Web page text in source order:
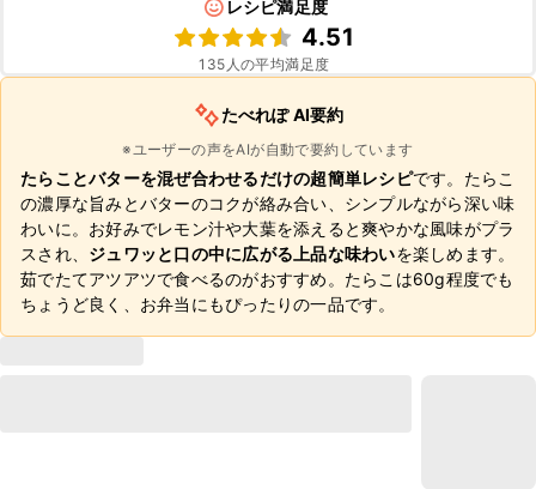
レシピ満足度
4.51
135 人の平均満足度
たべれぽ AI要約
※ユーザーの声をAIが自動で要約しています
たらことバターを混ぜ合わせるだけの超簡単レシピです。たらこ
の濃厚な旨みとバターのコクが絡み合い、シンプルながら深い味
わいに。お好みでレモン汁や大葉を添えると爽やかな風味がプラ
スされ、 ジュワッと口の中に広がる上品な味わいを楽しめます。
茹でたてアツアツで食べるのがおすすめ。たらこは60g程度でも
ちょうど良く、お弁当にもぴったりの一品です。